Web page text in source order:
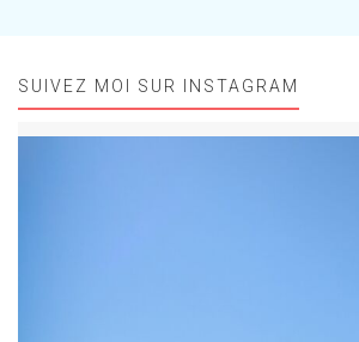
SUIVEZ MOI SUR INSTAGRAM